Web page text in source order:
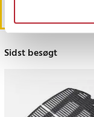
Sidst besøgt